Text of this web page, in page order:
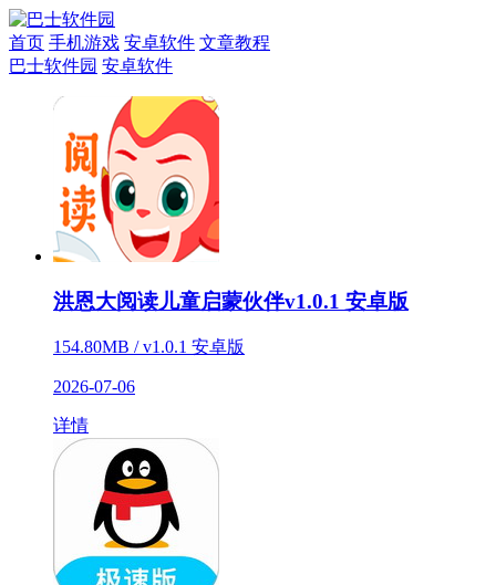
首页 手机游戏 安卓软件 文章教程
巴士软件园 安卓软件
洪恩大阅读儿童启蒙伙伴v1.0.1 安卓版
154.80MB / v1.0.1 安卓版
2026-07-06
详情